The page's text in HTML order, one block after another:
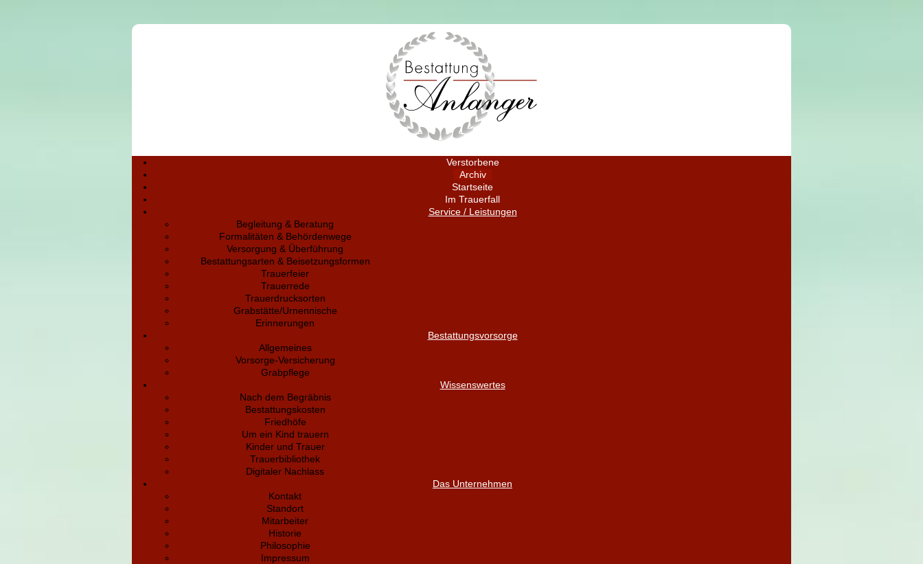
Verstorbene
Archiv
Startseite
Im Trauerfall
Service / Leistungen
Begleitung & Beratung
Formalitäten & Behördenwege
Versorgung & Überführung
Bestattungsarten & Beisetzungsformen
Trauerfeier
Trauerrede
Trauerdrucksorten
Grabstätte/Urnennische
Erinnerungen
Bestattungsvorsorge
Allgemeines
Vorsorge-Versicherung
Grabpflege
Wissenswertes
Nach dem Begräbnis
Bestattungskosten
Friedhöfe
Um ein Kind trauern
Kinder und Trauer
Trauerbibliothek
Digitaler Nachlass
Das Unternehmen
Kontakt
Standort
Mitarbeiter
Historie
Philosophie
Impressum